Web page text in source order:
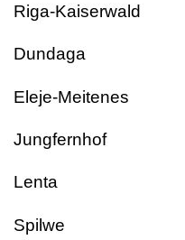
Riga-Kaiserwald
Dundaga
Eleje-Meitenes
Jungfernhof
Lenta
Spilwe